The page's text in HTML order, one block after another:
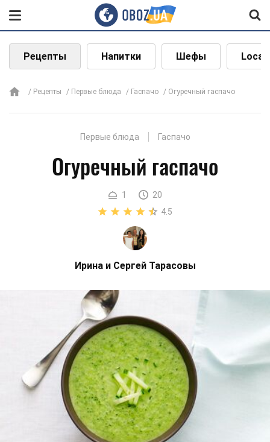
Рецепты Напитки Шефы Local
Рецепты Первые блюда Гаспачо Огуречный гаспачо
Первые блюда Гаспачо
Огуречный гаспачо
1
20
4.5
Ирина и Сергей Тарасовы